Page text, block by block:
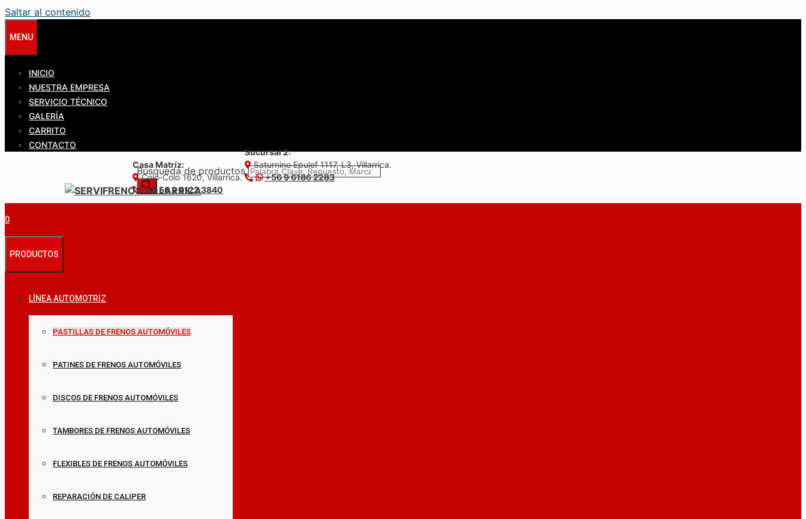
Saltar al contenido
MENU
INICIO
NUESTRA EMPRESA
SERVICIO TÉCNICO
GALERÍA
CARRITO
CONTACTO
Búsqueda de productos
Casa Matríz:
Colo-Colo 1620, Villarrica.
+56 9 6122 3840
Sucursal 2:
Saturnino Epulef 1117, L3, Villarrica.
+56 9 6186 2283
0
PRODUCTOS
LÍNEA AUTOMOTRIZ
PASTILLAS DE FRENOS AUTOMÓVILES
PATINES DE FRENOS AUTOMÓVILES
DISCOS DE FRENOS AUTOMÓVILES
TAMBORES DE FRENOS AUTOMÓVILES
FLEXIBLES DE FRENOS AUTOMÓVILES
REPARACIÓN DE CALIPER